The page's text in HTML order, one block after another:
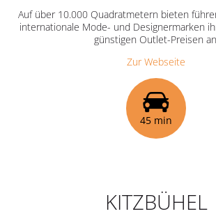
Auf über 10.000 Quadratmetern bieten
internationale Mode- und Designermarken
günstigen Outlet-Preisen
Zur Webseite
45 min
KITZBÜHEL